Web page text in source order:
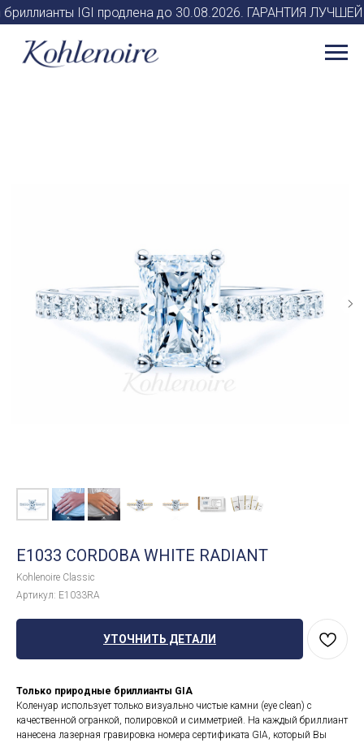
IGI продлена до 30.08.2026. ГАРАНТИЯ
E1033 CORDOBA WHITE RADIANT
Kohlenoire Classic
Артикул: E1033RA
УТОЧНИТЬ ДЕТАЛИ
Только природные бриллианты GIA
Коленуар использует только визуально чистые камни (eye clean) с
качественной огранкой, полировкой и симметрией. На каждый бриллиант
нанесена лазерная гравировка номера сертификата GIA, который Вы